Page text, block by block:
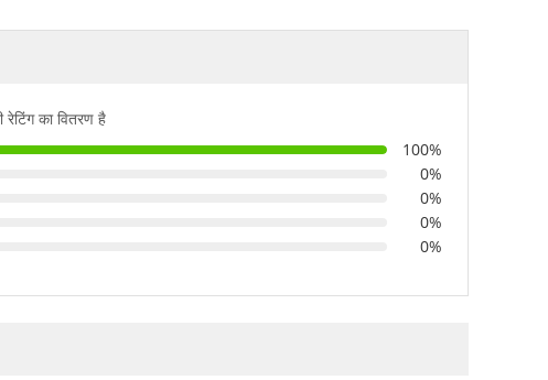
रेटिंग का वितरण है
100%
0%
0%
0%
0%